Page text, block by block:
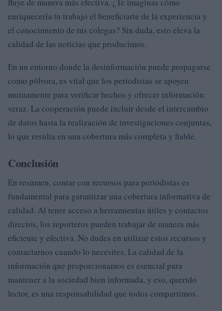
enriquecería tu trabajo el beneficiarte de la experiencia y
el conocimiento de tus colegas? Sin duda, esto eleva la
calidad de las noticias que producimos.
En un entorno donde la desinformación puede propagarse
como pólvora, es vital que los periodistas se apoyen
mutuamente para verificar hechos y ofrecer información
veraz. La cooperación puede incluir desde el intercambio
de datos hasta la realización de investigaciones conjuntas,
lo que resulta en una cobertura más completa y fiable.
Conclusión
En resumen, contar con recursos para periodistas es
fundamental para garantizar una cobertura informativa de
calidad. Al tener acceso a herramientas útiles y contactos
directos, los reporteros pueden trabajar de manera más
eficiente y efectiva. No dudes en utilizar estos recursos y
contactarnos cuando lo necesites. La calidad de la
información que proporcionamos es esencial para
mantener a la sociedad bien informada, y eso, querido
lector, es una responsabilidad que todos compartimos.